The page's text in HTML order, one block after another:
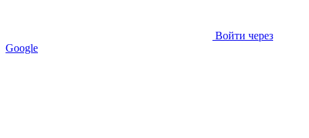
Войти через
Google